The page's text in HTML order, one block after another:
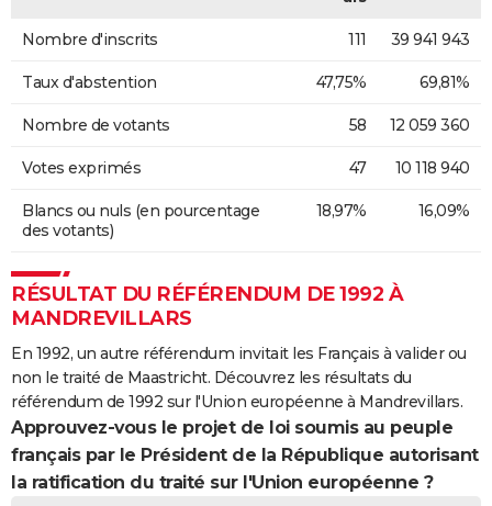
Nombre d'inscrits 111 39 941 943
Taux d'abstention 47,75% 69,81%
Nombre de votants 58 12 059 360
Votes exprimés 47 10 118 940
Blancs ou nuls (en pourcentage
des votants)
18,97% 16,09%
RÉSULTAT DU RÉFÉRENDUM DE 1992 À
MANDREVILLARS
En 1992, un autre référendum invitait les Français à valider ou
non le traité de Maastricht. Découvrez les résultats du
référendum de 1992 sur l'Union européenne à Mandrevillars.
Approuvez-vous le projet de loi soumis au peuple
français par le Président de la République autorisant
la ratification du traité sur l'Union européenne ?